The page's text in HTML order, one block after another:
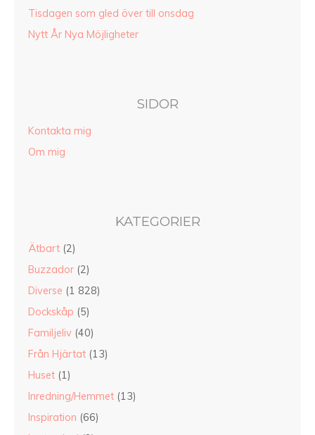
Tisdagen som gled över till onsdag
Nytt År Nya Möjligheter
SIDOR
Kontakta mig
Om mig
KATEGORIER
Ätbart (2)
Buzzador (2)
Diverse (1 828)
Dockskåp (5)
Familjeliv (40)
Från Hjärtat (13)
Huset (1)
Inredning/Hemmet (13)
Inspiration (66)